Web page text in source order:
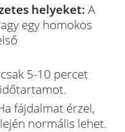
helyeket: A
egy homokos
5-10 percet
fájdalmat érzel,
normális lehet.